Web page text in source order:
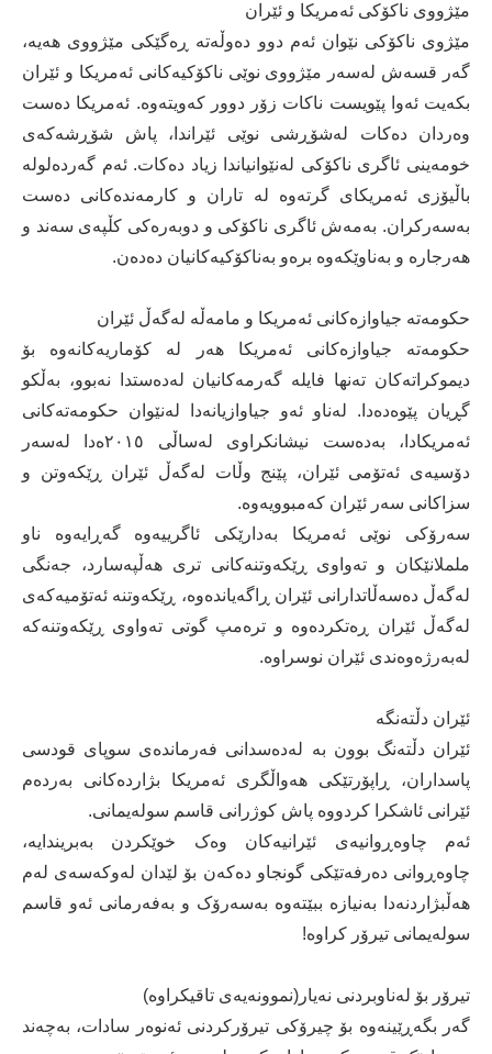
مێژووی ناکۆکی ئەمریکا و ئێران
مێژوی ناکۆکی نێوان ئەم دوو دەوڵەتە ڕەگێکی مێژووی هەیە،
گەر قسەش لەسەر مێژووی نوێی ناکۆکیەکانی ئەمریکا و ئێران
بکەیت ئەوا پێویست ناکات زۆر دوور کەویتەوە. ئەمریکا دەست
وەردان دەکات لەشۆڕشی نوێی ئێراندا، پاش شۆڕشەکەی
خومەینی ئاگری ناکۆکی لەنێوانیاندا زیاد دەکات. ئەم گەردەلولە
باڵیۆزی ئەمریکای گرتەوە لە تاران و کارمەندەکانی دەست
بەسەرکران. بەمەش ئاگری ناکۆکی و دوبەرەکی کڵپەی سەند و
ھەرجارە و بەناوێکەوە برەو بەناکۆکیەکانیان دەدەن.
حکومەتە جیاوازەکانی ئەمریکا و مامەڵە لەگەڵ ئێران
حکومەتە جیاوازەکانی ئەمریکا هەر لە کۆماریەکانەوە بۆ
دیموکراتەکان تەنها فایلە گەرمەکانیان لەدەستدا نەبوو، بەڵکو
گڕیان پێوەدەدا. لەناو ئەو جیاوازیانەدا لەنێوان حکومەتەکانی
ئەمریکادا، بەدەست نیشانکراوی لەساڵی ٢٠١٥ەدا لەسەر
دۆسیەی ئەتۆمی ئێران، پێنج وڵات لەگەڵ ئێران ڕێکەوتن و
سزاکانی سەر ئێران کەمبوویەوە.
سەرۆکی نوێی ئەمریکا بەدارێکی ئاگرییەوە گەڕایەوە ناو
ململانێکان و تەواوی ڕێکەوتنەکانی تری هەڵپەسارد، جەنگی
لەگەڵ دەسەڵاتدارانی ئێران ڕاگەیاندەوە، ڕێکەوتنە ئەتۆمیەکەی
لەگەڵ ئێران ڕەتکردەوە و ترەمپ گوتی تەواوی ڕێکەوتنەکە
لەبەرژەوەندی ئێران نوسراوە.
ئێران دڵتەنگە
ئێران دڵتەنگ بوون بە لەدەسدانی فەرماندەی سوپای قودسی
پاسداران، ڕاپۆرتێکی هەواڵگری ئەمریکا بژاردەکانی بەردەم
ئێرانی ئاشکرا کردووە پاش کوژرانی قاسم سولەیمانی.
ئەم چاوەڕوانیەی ئێرانیەکان وەک خوێکردن بەبریندایە،
چاوەڕوانی دەرفەتێکی گونجاو دەکەن بۆ لێدان لەوکەسەی لەم
هەڵبژاردنەدا بەنیازە ببێتەوە بەسەرۆک و بەفەرمانی ئەو قاسم
سولەیمانی تیرۆر کراوە!
تیرۆر بۆ لەناوبردنی نەیار(نموونەیەی تاقیكراوە)
گەر بگەڕێینەوە بۆ چیرۆکی تیرۆرکردنی ئەنوەر سادات، بەچەند